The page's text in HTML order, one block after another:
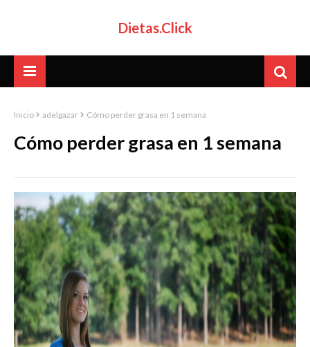
Dietas.Click
Inicio adelgazar Cómo perder grasa en 1 semana
Cómo perder grasa en 1 semana